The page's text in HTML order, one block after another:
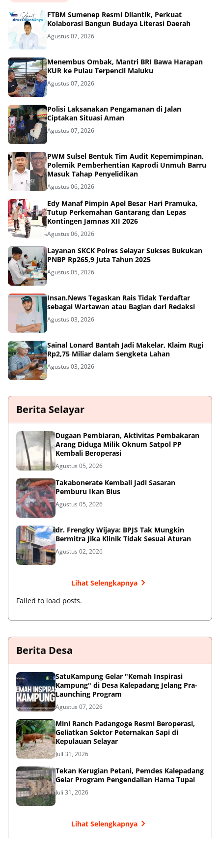
FTBM Sumenep Resmi Dilantik, Perkuat
Kolaborasi Bangun Budaya Literasi Daerah
Agustus 07, 2026
Menembus Ombak, Mantri BRI Bawa Harapan
KUR ke Pulau Terpencil Maluku
Agustus 07, 2026
Polisi Laksanakan Pengamanan di Jalan
Ciptakan Situasi Aman
Agustus 07, 2026
PWM Sulsel Bentuk Tim Audit Kepemimpinan,
Polemik Pemberhentian Kaprodi Unmuh Barru
Masuk Tahap Penyelidikan
Agustus 06, 2026
Edy Manaf Pimpin Apel Besar Hari Pramuka,
Tutup Perkemahan Gantarang dan Lepas
Kontingen Jamnas XII 2026
Agustus 06, 2026
Layanan SKCK Polres Selayar Sukses Bukukan
PNBP Rp265,9 Juta Tahun 2025
Agustus 05, 2026
Insan.News Tegaskan Rais Tidak Terdaftar
sebagai Wartawan atau Bagian dari Redaksi
Agustus 03, 2026
Sainal Lonard Bantah Jadi Makelar, Klaim Rugi
Rp2,75 Miliar dalam Sengketa Lahan
Agustus 03, 2026
Berita Selayar
Dugaan Pembiaran, Aktivitas Pembakaran
Arang Diduga Milik Oknum Satpol PP
Kembali Beroperasi
Agustus 05, 2026
Takabonerate Kembali Jadi Sasaran
Pemburu Ikan Bius
Agustus 05, 2026
dr. Frengky Wijaya: BPJS Tak Mungkin
Bermitra Jika Klinik Tidak Sesuai Aturan
Agustus 02, 2026
Lihat Selengkapnya
Failed to load posts.
Berita Desa
SatuKampung Gelar "Kemah Inspirasi
Kampung" di Desa Kalepadang Jelang Pra-
Launching Program
Agustus 07, 2026
‎Mini Ranch Padangoge Resmi Beroperasi,
Geliatkan Sektor Peternakan Sapi di
Kepulauan Selayar ‎
Juli 31, 2026
Tekan Kerugian Petani, Pemdes Kalepadang
Gelar Program Pengendalian Hama Tupai
Juli 31, 2026
Lihat Selengkapnya